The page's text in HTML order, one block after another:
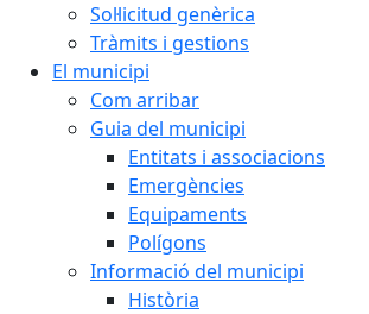
Sol·licitud genèrica
Tràmits i gestions
El municipi
Com arribar
Guia del municipi
Entitats i associacions
Emergències
Equipaments
Polígons
Informació del municipi
Història